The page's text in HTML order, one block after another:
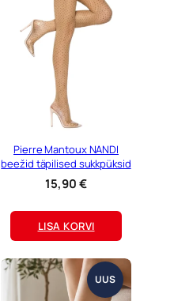
Pierre Mantoux NANDI
beežid täpilised sukkpüksid
15,90€
LISA KORVI
UUS